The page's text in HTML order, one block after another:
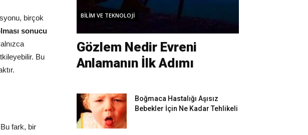
birçok
sonucu
Bu
fark, bir
BILIM VE TEKNOLOJI
Gözlem Nedir Evreni
Anlamanın İlk Adımı
Boğmaca Hastalığı Aşısız
Bebekler İçin Ne Kadar Tehlikeli